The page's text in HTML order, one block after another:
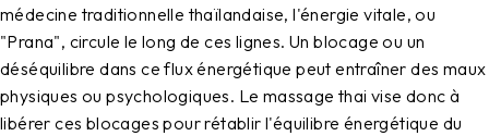
médecine traditionnelle thaïlandaise, l'énergie vitale, ou
"Prana", circule le long de ces lignes. Un blocage ou un
déséquilibre dans ce flux énergétique peut entraîner des maux
physiques ou psychologiques. Le massage thai vise donc à
libérer ces blocages pour rétablir l'équilibre énergétique du